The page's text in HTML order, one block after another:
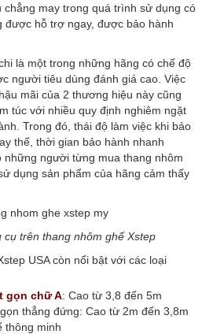
chẳng may trong quá trình sử dụng có
được hỗ trợ ngay, được bảo hành
là một trong những hãng có chế độ
người tiêu dùng đánh giá cao. Việc
mãi của 2 thương hiệu này cũng
túc với nhiều quy định nghiêm ngặt
Trong đó, thái độ làm việc khi bảo
thế, thời gian bảo hành nhanh
những người từng mua thang nhôm
dụng sản phẩm của hãng cảm thấy
cụ trên thang nhôm ghế Xstep
USA còn nổi bật với các loại
gọn chữ A: Cao từ 3,8 đến 5m
thẳng đứng: Cao từ 2m đến 3,8m
thông minh